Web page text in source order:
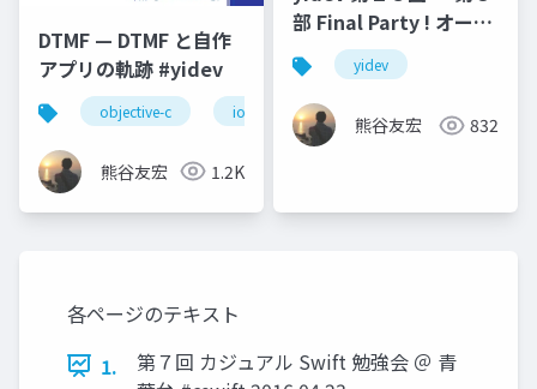
DTMF — DTMF と自作
アプリの軌跡 #yidev
objective-c ios dtmf オーディオ
熊谷友宏 1.2K
部 Final Party ! オープ
ニングyidev
熊谷友宏 832
各ページのテキスト
1.
第７回 カジュアル Swift 勉強会 ＠ ⻘